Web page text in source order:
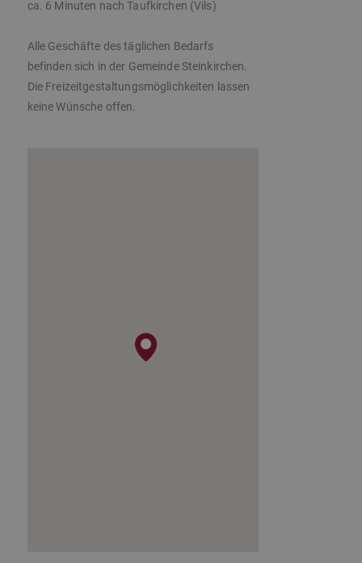
ca. 6 Minuten nach Taufkirchen (Vils)
Alle Geschäfte des täglichen Bedarfs
befinden sich in der Gemeinde Steinkirchen.
Die Freizeitgestaltungsmöglichkeiten lassen
keine Wünsche offen.